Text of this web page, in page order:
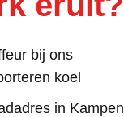
bij ons
koel
in Kampen